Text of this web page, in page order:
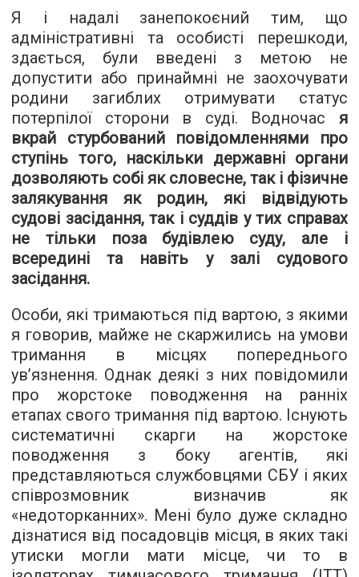
Я і надалі занепокоєний тим, що
адміністративні та особисті перешкоди,
здається, були введені з метою не
допустити або принаймні не заохочувати
родини загиблих отримувати статус
потерпілої сторони в суді. Водночас я
вкрай стурбований повідомленнями про
ступінь того, наскільки державні органи
дозволяють собі як словесне, так і фізичне
залякування як родин, які відвідують
судові засідання, так і суддів у тих справах
не тільки поза будівлею суду, але і
всередині та навіть у залі судового
засідання.
Особи, які тримаються під вартою, з якими
я говорив, майже не скаржились на умови
тримання в місцях попереднього
ув’язнення. Однак деякі з них повідомили
про жорстоке поводження на ранніх
етапах свого тримання під вартою. Існують
систематичні скарги на жорстоке
поводження з боку агентів, які
представляються службовцями СБУ і яких
співрозмовник визначив як
«недоторканних». Мені було дуже складно
дізнатися від посадовців місця, в яких такі
утиски могли мати місце, чи то в